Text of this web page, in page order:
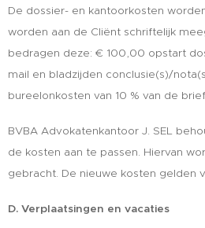
De dossier- en kantoorkosten
worden aan de Cliënt schriftelijk
bedragen deze: € 100,00 opstart
mail en bladzijden conclusie(s)/
bureelonkosten van 10 % van de
BVBA Advokatenkantoor J. SEL
de kosten aan te passen. Hiervan
gebracht. De nieuwe kosten gelden
D. Verplaatsingen en vacaties